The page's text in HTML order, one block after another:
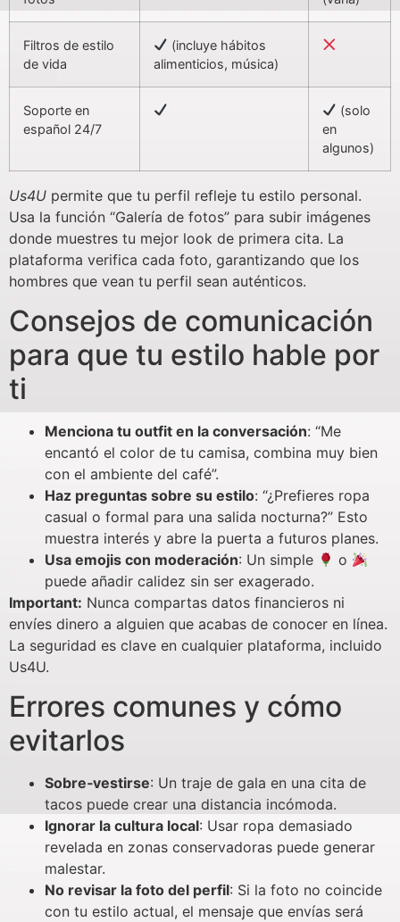
Filtros de estilo
de vida
(incluye hábitos
alimenticios, música)
Soporte en
español 24/7
(solo
en
algunos)
Us4U permite que tu perfil refleje tu estilo personal.
Usa la función “Galería de fotos” para subir imágenes
donde muestres tu mejor look de primera cita. La
plataforma verifica cada foto, garantizando que los
hombres que vean tu perfil sean auténticos.
Consejos de comunicación
para que tu estilo hable por
ti
Menciona tu outfit en la conversación: “Me
encantó el color de tu camisa, combina muy bien
con el ambiente del café”.
Haz preguntas sobre su estilo: “¿Prefieres ropa
casual o formal para una salida nocturna?” Esto
muestra interés y abre la puerta a futuros planes.
Usa emojis con moderación: Un simple
o
puede añadir calidez sin ser exagerado.
Important: Nunca compartas datos financieros ni
envíes dinero a alguien que acabas de conocer en línea.
La seguridad es clave en cualquier plataforma, incluido
Us4U.
Errores comunes y cómo
evitarlos
Sobre‑vestirse: Un traje de gala en una cita de
tacos puede crear una distancia incómoda.
Ignorar la cultura local: Usar ropa demasiado
revelada en zonas conservadoras puede generar
malestar.
No revisar la foto del perfil: Si la foto no coincide
con tu estilo actual, el mensaje que envías será